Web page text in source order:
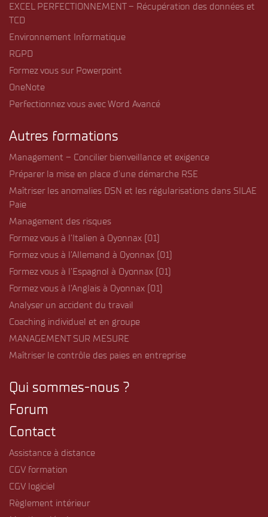
EXCEL PERFECTIONNEMENT – Récupération des données et
TCD
Environnement Informatique
RGPD
Formez vous sur Powerpoint
OneNote
Perfectionnez vous avec Word Avancé
Autres formations
Management – Concilier bienveillance et exigence
Préparer la mise en place d’une démarche RSE
Maîtriser les anomalies DSN et les régularisations dans SILAE
Paie
Management des risques
Formez vous à l’Italien à Oyonnax (01)
Formez vous à l’Allemand à Oyonnax (01)
Formez vous à l’Espagnol à Oyonnax (01)
Formez vous à l’Anglais à Oyonnax (01)
Analyser un accident du travail
Coaching individuel et en groupe
MANAGEMENT SUR MESURE
Maîtriser le contrôle des paies en entreprise
Qui sommes-nous ?
Forum
Contact
Assistance à distance
CGV formation
CGV logiciel
Règlement intérieur